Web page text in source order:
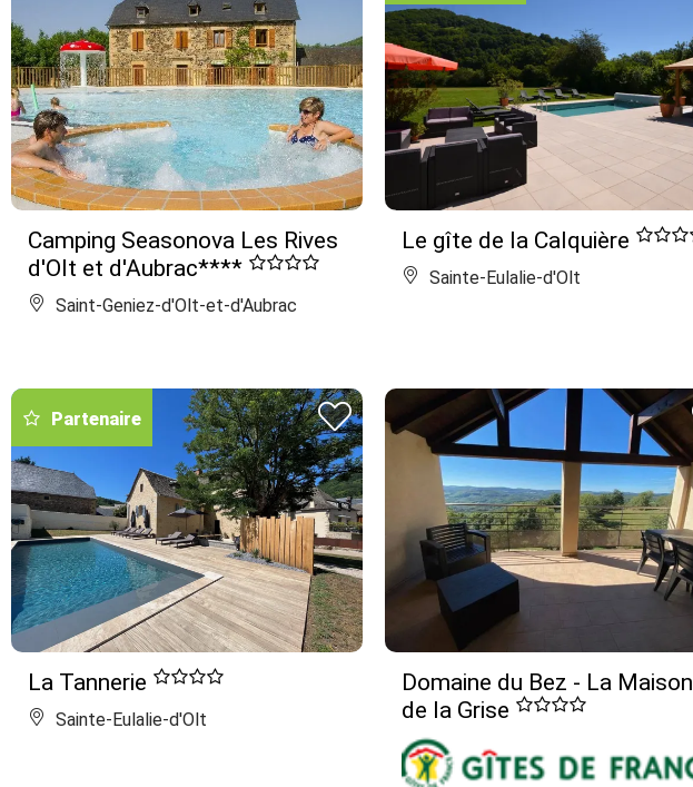
Camping Seasonova Les Rives
d'Olt et d'Aubrac****
Saint-Geniez-d'Olt-et-d'Aubrac
Le gîte de la Calquière
Sainte-Eulalie-d'Olt
Partenaire
La Tannerie
Sainte-Eulalie-d'Olt
Domaine du Bez - La Maison
de la Grise